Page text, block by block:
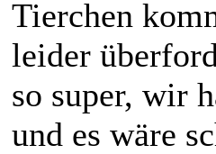
Tierchen
leider
so super, wir
und es wäre